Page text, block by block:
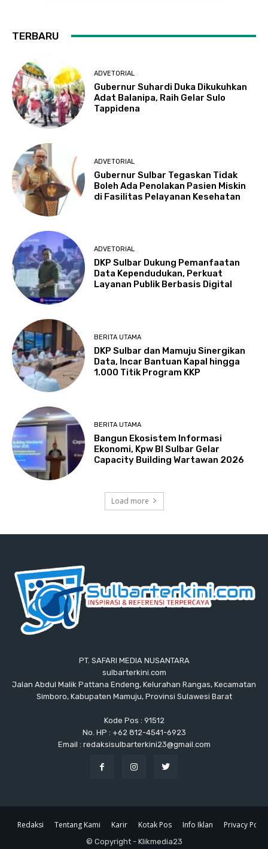
TERBARU
ADVETORIAL
Gubernur Suhardi Duka Dikukuhkan
Adat Balanipa, Raih Gelar Sulo
Tappidena
ADVETORIAL
Gubernur Sulbar Tegaskan Tidak
Boleh Ada Penolakan Pasien Miskin
di Fasilitas Pelayanan Kesehatan
ADVETORIAL
DKP Sulbar Dukung Pemanfaatan
Data Kependudukan, Perkuat
Layanan Publik Berbasis Digital
BERITA UTAMA
DKP Sulbar dan Mamuju Sinergikan
Data, Incar Bantuan Kapal hingga
1.000 Titik Program KKP
BERITA UTAMA
Bangun Ekosistem Informasi
Ekonomi, Kpw BI Sulbar Gelar
Capacity Building Wartawan 2026
Load more
PT. SAFARI MEDIA NUSANTARA
sulbarterkini.com
Jalan Abdul Malik Pattana Endeng, Kelurahan Rangas, Kecamatan
Simboro, Kabupaten Mamuju, Provinsi Sulawesi Barat
Kode Pos : 91512
No. HP : +62 812-4541-6923
Email : redaksisulbarterkini23@gmail.com
Redaksi Tentang Kami Karir Kotak Pos Info Iklan Privacy
© Copyright - Klikmedia23